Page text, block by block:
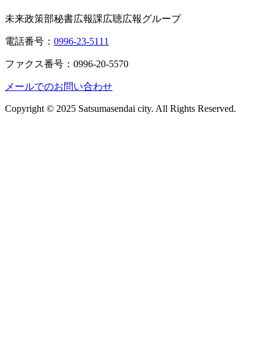
未来政策部秘書広報課広聴広報グループ
電話番号： 0996-23-5111
ファクス番号：0996-20-5570
メールでのお問い合わせ
Copyright © 2025 Satsumasendai city. All Rights Reserved.